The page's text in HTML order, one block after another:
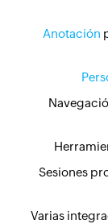
Anotación
Sesiones
Varias